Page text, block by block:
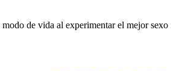
de vida al experimentar el mejor sexo